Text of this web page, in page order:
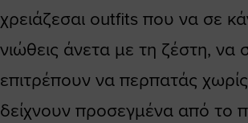
χρειάζεσαι outfits που να σε
νιώθεις άνετα με τη ζέστη, να
επιτρέπουν να περπατάς
δείχνουν προσεγμένα από το